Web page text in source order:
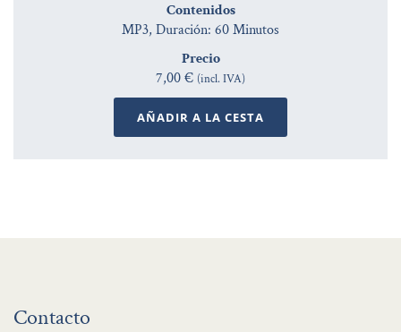
Contenidos
MP3, Duración: 60 Minutos
Precio
7,00 € (incl. IVA)
AÑADIR A LA CESTA
Contacto